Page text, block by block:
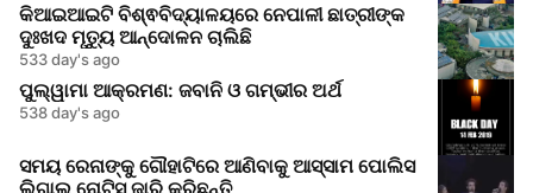
କିଆଇଆଇଟି ବିଶ୍ଵବିଦ୍ୟାଳୟରେ ନେପାଳୀ ଛାତ୍ରୀଙ୍କ
ଦୁଃଖଦ ମୃତ୍ୟୁ ଆନ୍ଦୋଳନ ଚାଲିଛି
533 day's ago
ପୁଲ୍ୱାମା ଆକ୍ରମଣ: ଜବାନି ଓ ଗମ୍ଭୀର ଅର୍ଥ
538 day's ago
ସମୟ ରେନାଙ୍କୁ ଗୌହାଟିରେ ଆଣିବାକୁ ଆସ୍ସାମ ପୋଲିସ
ଲିଗାଲ୍ ନୋଟିସ ଜାରି କରିଛନ୍ତି